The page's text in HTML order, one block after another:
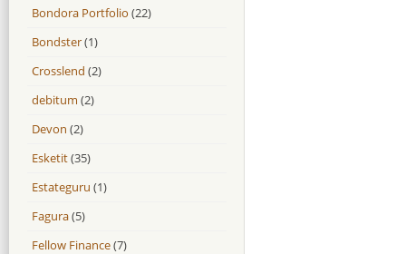
Bondora Portfolio (22)
Bondster(1)
Crosslend (2)
debitum (2)
Devon (2)
Esketit(35)
Estateguru (1)
Fagura(5)
Fellow Finance(7)